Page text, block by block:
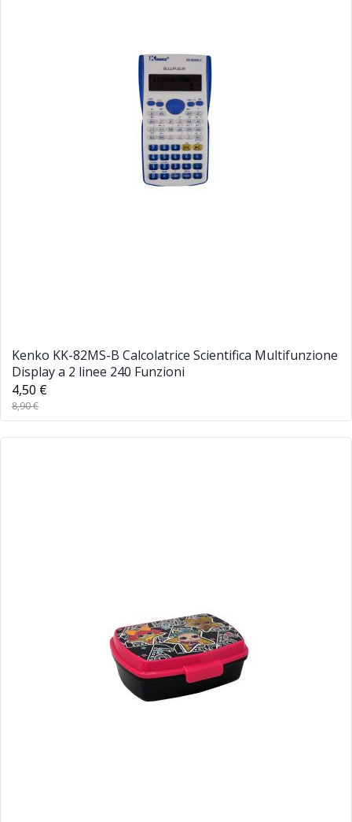
Kenko KK-82MS-B Calcolatrice Scientifica Multifunzione
Display a 2 linee 240 Funzioni
4,50 €
8,90 €